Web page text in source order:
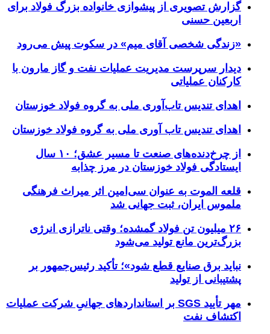
گزارش تصویری از پیشوازی خانواده بزرگ فولاد برای
اربعین حسنی
«زندگی شخصی آقای میم» در سکوت پیش می‌رود
دیدار سرپرست مدیریت عملیات نفت و گاز مارون با
کارکنان عملیاتی
اهدای تندیس تاب‌آوری ملی به گروه فولاد خوزستان
اهدای تندیس تاب آوری ملی به گروه فولاد خوزستان
از چرخ‌دنده‌های صنعت تا مسیر عشق؛ ۱۰ سال
ایستادگی فولاد خوزستان در مرز چذابه
قلعه الموت به عنوان سی‌امین اثر میراث‌ فرهنگی
ملموس ایران، ثبت جهانی شد
۲۶ میلیون تن فولاد گمشده؛ وقتی ناترازی انرژی
بزرگ‌ترین مانع تولید می‌شود
نباید برق صنایع قطع شود»؛ تأکید رئیس‌جمهور بر
پشتیبانی از تولید
مهر تأیید SGS بر استانداردهای جهانیِ شرکت عملیات
اکتشاف نفت